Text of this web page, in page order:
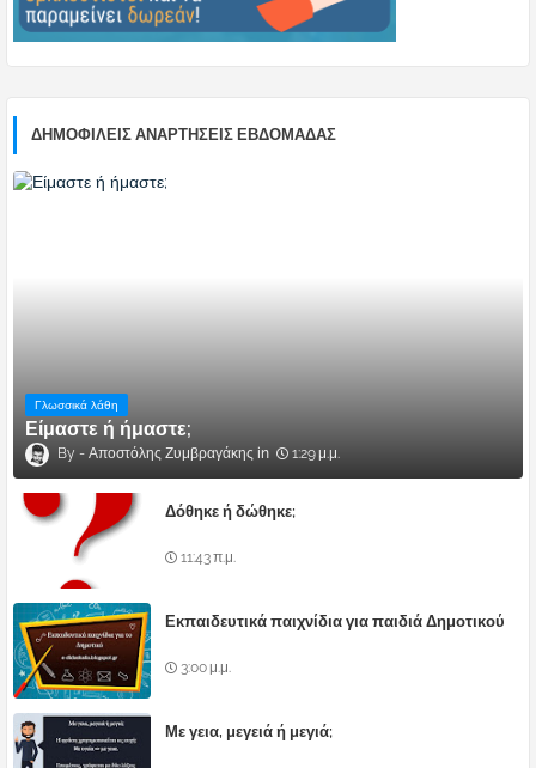
ΔΗΜΟΦΙΛΕΊΣ ΑΝΑΡΤΉΣΕΙΣ ΕΒΔΟΜΆΔΑΣ
Γλωσσικά λάθη
Είμαστε ή ήμαστε;
Αποστόλης Ζυμβραγάκης 1:29 μ.μ.
Δόθηκε ή δώθηκε;
11:43 π.μ.
Εκπαιδευτικά παιχνίδια για παιδιά Δημοτικού
3:00 μ.μ.
Με γεια, μεγειά ή μεγιά;